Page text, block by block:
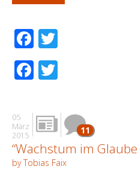
Facebook
Facebook
05
März
2015
11
“Wachstum im
by Tobias Faix